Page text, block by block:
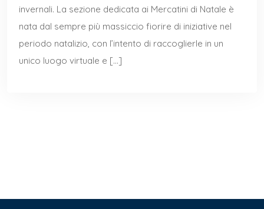
invernali. La sezione dedicata ai Mercatini di Natale è
nata dal sempre più massiccio fiorire di iniziative nel
periodo natalizio, con l’intento di raccoglierle in un
unico luogo virtuale e […]